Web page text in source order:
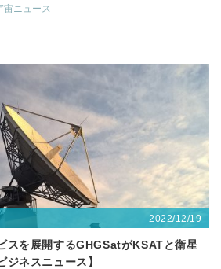
宙ニュース
2022/12/19
スを展開するGHGSatがKSATと衛星
ネスニュース】